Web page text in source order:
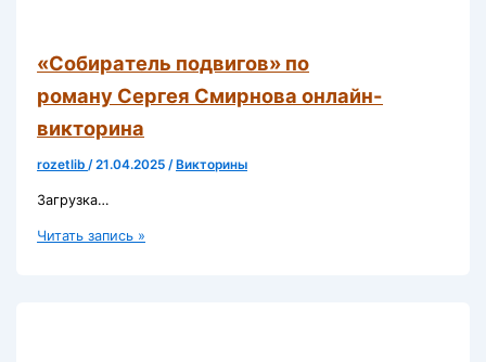
викторина
«Собиратель подвигов» по
роману Сергея Смирнова онлайн-
викторина
rozetlib /21.04.2025 /Викторины
Загрузка…
«Собиратель
Читать запись »